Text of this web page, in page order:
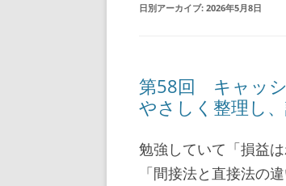
日別アーカイブ: 2026年5月8日
第58回 キャッシ
やさしく整理し
勉強していて「損益
「間接法と直接法の